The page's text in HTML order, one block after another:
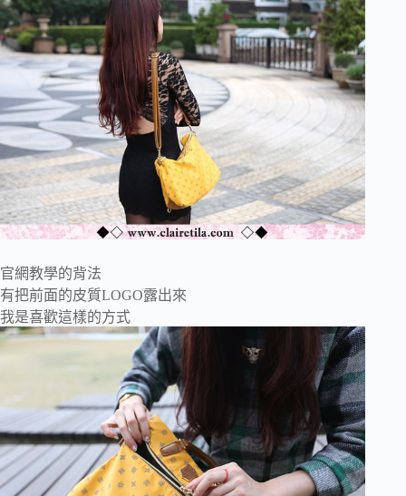
官網教學的背法
有把前面的皮質LOGO露出來
我是喜歡這樣的方式